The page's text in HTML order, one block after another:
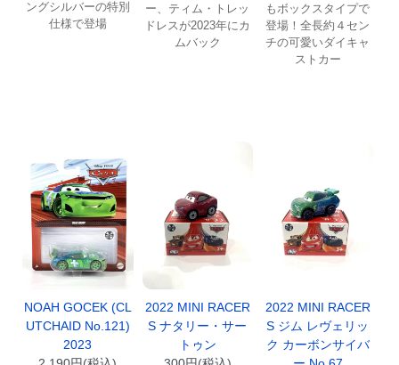
ングシルバーの特別
仕様で登場
ー、ティム・トレッ
ドレスが2023年にカ
ムバック
もボックスタイプで
登場！全長約４セン
チの可愛いダイキャ
ストカー
NOAH GOCEK (CL
UTCHAID No.121)
2023
2022 MINI RACER
S ナタリー・サー
トゥン
2022 MINI RACER
S ジム レヴェリッ
ク カーボンサイバ